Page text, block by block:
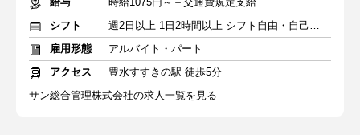
シフト
週2日以上 1日2時間以上 シフト自由・自己申告
雇用形態
アルバイト・パート
アクセス
豊水すすきの駅 徒歩5分
サン総合管理株式会社の求人一覧を見る